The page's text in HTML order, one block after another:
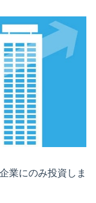
業にのみ投資しま